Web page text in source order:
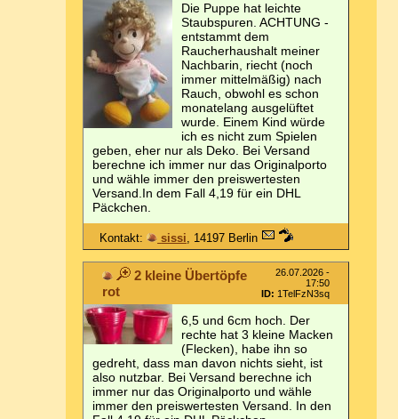
Die Puppe hat leichte
Staubspuren. ACHTUNG -
entstammt dem
Raucherhaushalt meiner
Nachbarin, riecht (noch
immer mittelmäßig) nach
Rauch, obwohl es schon
monatelang ausgelüftet
wurde. Einem Kind würde
ich es nicht zum Spielen
geben, eher nur als Deko. Bei Versand
berechne ich immer nur das Originalporto
und wähle immer den preiswertesten
Versand.In dem Fall 4,19 für ein DHL
Päckchen.
Kontakt: sissi, 14197 Berlin
2 kleine Übertöpfe
rot
26.07.2026 -
17:50
ID: 1TelFzN3sq
6,5 und 6cm hoch. Der
rechte hat 3 kleine Macken
(Flecken), habe ihn so
gedreht, dass man davon nichts sieht, ist
also nutzbar. Bei Versand berechne ich
immer nur das Originalporto und wähle
immer den preiswertesten Versand. In den